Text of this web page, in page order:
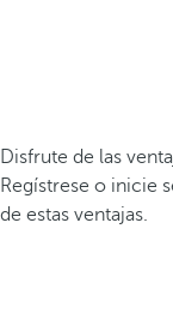
Disfrute de las
Regístrese o inicie
de estas ventajas.